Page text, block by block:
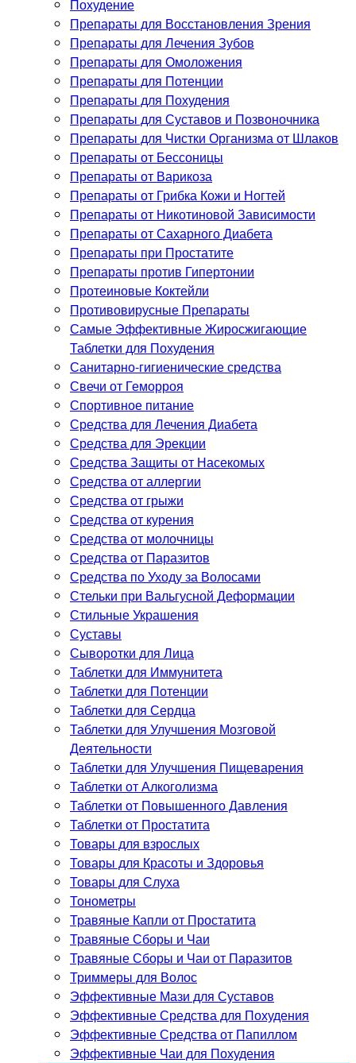
Похудение
Препараты для Восстановления Зрения
Препараты для Лечения Зубов
Препараты для Омоложения
Препараты для Потенции
Препараты для Похудения
Препараты для Суставов и Позвоночника
Препараты для Чистки Организма от Шлаков
Препараты от Бессоницы
Препараты от Варикоза
Препараты от Грибка Кожи и Ногтей
Препараты от Никотиновой Зависимости
Препараты от Сахарного Диабета
Препараты при Простатите
Препараты против Гипертонии
Протеиновые Коктейли
Противовирусные Препараты
Самые Эффективные Жиросжигающие
Таблетки для Похудения
Санитарно-гигиенические средства
Свечи от Геморроя
Спортивное питание
Средства для Лечения Диабета
Средства для Эрекции
Средства Защиты от Насекомых
Средства от аллергии
Средства от грыжи
Средства от курения
Средства от молочницы
Средства от Паразитов
Средства по Уходу за Волосами
Стельки при Вальгусной Деформации
Стильные Украшения
Суставы
Сыворотки для Лица
Таблетки для Иммунитета
Таблетки для Потенции
Таблетки для Сердца
Таблетки для Улучшения Мозговой
Деятельности
Таблетки для Улучшения Пищеварения
Таблетки от Алкоголизма
Таблетки от Повышенного Давления
Таблетки от Простатита
Товары для взрослых
Товары для Красоты и Здоровья
Товары для Слуха
Тонометры
Травяные Капли от Простатита
Травяные Сборы и Чаи
Травяные Сборы и Чаи от Паразитов
Триммеры для Волос
Эффективные Мази для Суставов
Эффективные Средства для Похудения
Эффективные Средства от Папиллом
Эффективные Чаи для Похудения